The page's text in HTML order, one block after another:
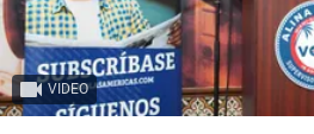
VIDEO